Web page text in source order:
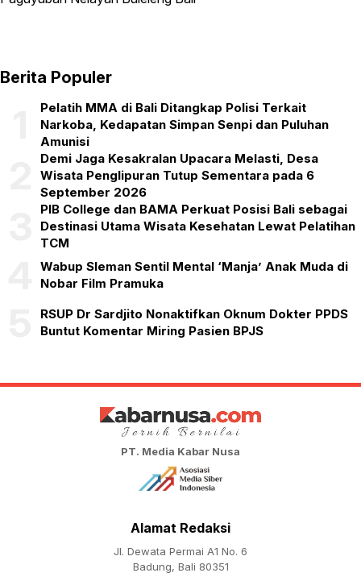
Berita Populer
Pelatih MMA di Bali Ditangkap Polisi Terkait
Narkoba, Kedapatan Simpan Senpi dan Puluhan
Amunisi
Demi Jaga Kesakralan Upacara Melasti, Desa
Wisata Penglipuran Tutup Sementara pada 6
September 2026
PIB College dan BAMA Perkuat Posisi Bali sebagai
Destinasi Utama Wisata Kesehatan Lewat Pelatihan
TCM
Wabup Sleman Sentil Mental ‘Manja’ Anak Muda di
Nobar Film Pramuka
RSUP Dr Sardjito Nonaktifkan Oknum Dokter PPDS
Buntut Komentar Miring Pasien BPJS
PT. Media Kabar Nusa
Alamat Redaksi
Jl. Dewata Permai A1 No. 6
Badung, Bali 80351